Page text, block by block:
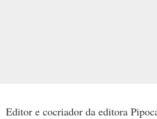
Editor e cocriador da editora